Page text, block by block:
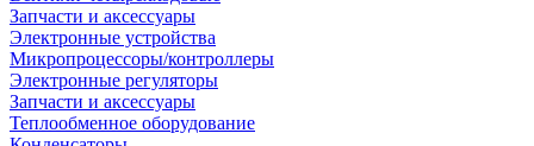
Запчасти и аксессуары
Электронные устройства
Микропроцессоры/контроллеры
Электронные регуляторы
Запчасти и аксессуары
Теплообменное оборудование